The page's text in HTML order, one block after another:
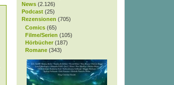
News (2.126)
Podcast (25)
Rezensionen (705)
Comics (65)
Filme/Serien (105)
Hörbücher (187)
Romane (343)